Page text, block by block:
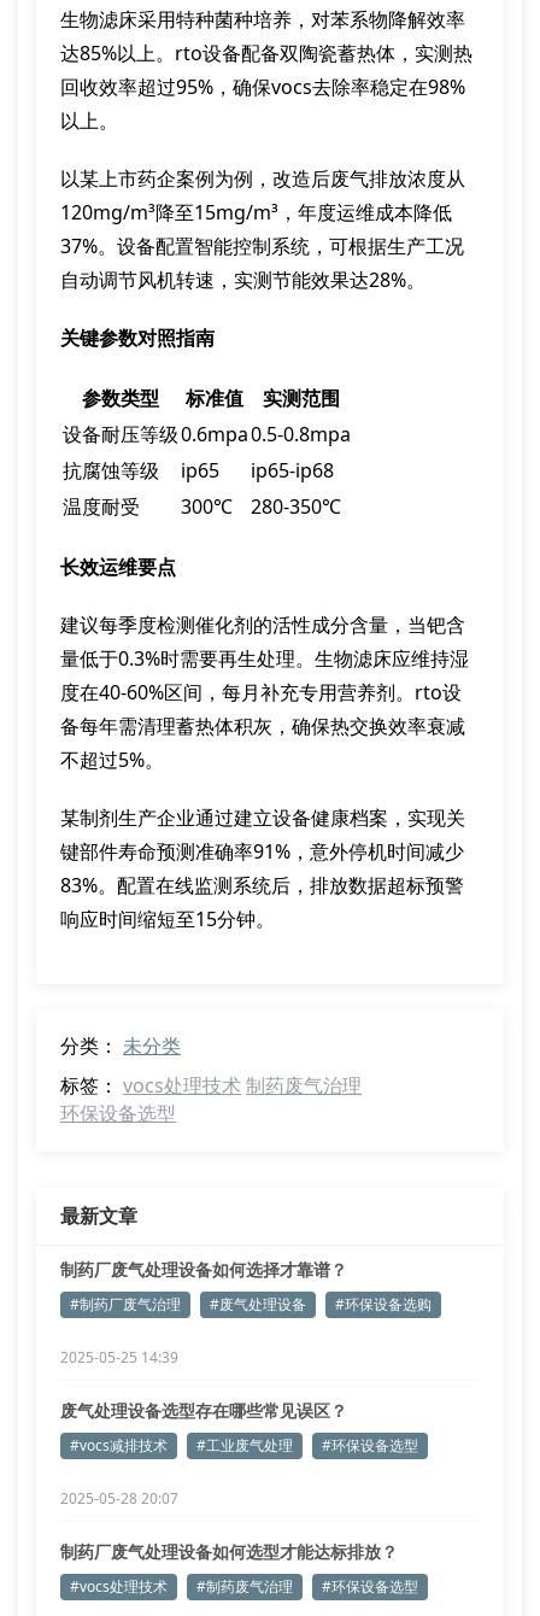
生物滤床采用特种菌种培养，对苯系物降解效率
达85%以上。rto设备配备双陶瓷蓄热体，实测热
回收效率超过95%，确保vocs去除率稳定在98%
以上。
以某上市药企案例为例，改造后废气排放浓度从
120mg/m³降至15mg/m³，年度运维成本降低
37%。设备配置智能控制系统，可根据生产工况
自动调节风机转速，实测节能效果达28%。
关键参数对照指南
参数类型 标准值
实测范围
设备耐压等级0.6mpa0.5-0.8mpa
抗腐蚀等级
ip65
ip65-ip68
温度耐受
300℃ 280-350℃
长效运维要点
建议每季度检测催化剂的活性成分含量，当钯含
量低于0.3%时需要再生处理。生物滤床应维持湿
度在40-60%区间，每月补充专用营养剂。rto设
备每年需清理蓄热体积灰，确保热交换效率衰减
不超过5%。
某制剂生产企业通过建立设备健康档案，实现关
键部件寿命预测准确率91%，意外停机时间减少
83%。配置在线监测系统后，排放数据超标预警
响应时间缩短至15分钟。
分类： 未分类
标签： vocs处理技术制药废气治理
环保设备选型
最新文章
制药厂废气处理设备如何选择才靠谱？
#制药厂废气治理 #废气处理设备 #环保设备选购
2025-05-25 14:39
废气处理设备选型存在哪些常见误区？
#vocs减排技术 #工业废气处理 #环保设备选型
2025-05-28 20:07
制药厂废气处理设备如何选型才能达标排放？
#vocs处理技术 #制药废气治理 #环保设备选型